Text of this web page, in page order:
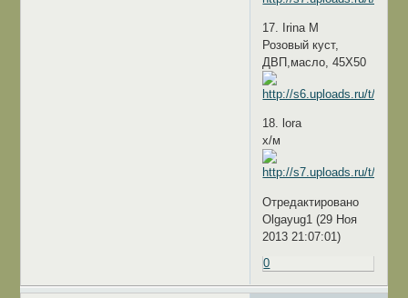
17. Irina M
Розовый куст,
ДВП,масло, 45Х50
18. lora
х/м
Отредактировано
Olgayug1 (29 Ноя
2013 21:07:01)
0